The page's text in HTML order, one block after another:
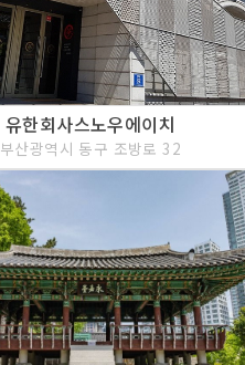
유한회사스노우에이치
부산광역시 동구 조방로 32